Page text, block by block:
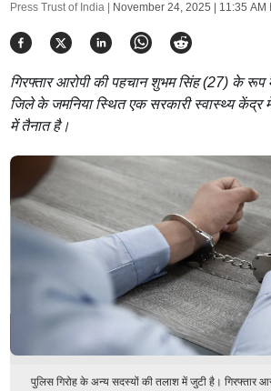
Press Trust of India | November 24, 2025 | 11:35 AM
गिरफ्तार आरोपी की पहचान शुभम सिंह (27) के रूप
जिले के जमनिया स्थित एक सरकारी स्वास्थ्य
में तैनात है।
पुलिस गिरोह के अन्य सदस्यों की तलाश में जुटी है। गिरफ्तार